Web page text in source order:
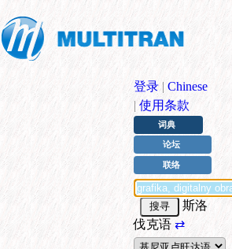
登录 | Chinese
| 使用条款
词典
论坛
联络
斯洛
伐克语 ⇄